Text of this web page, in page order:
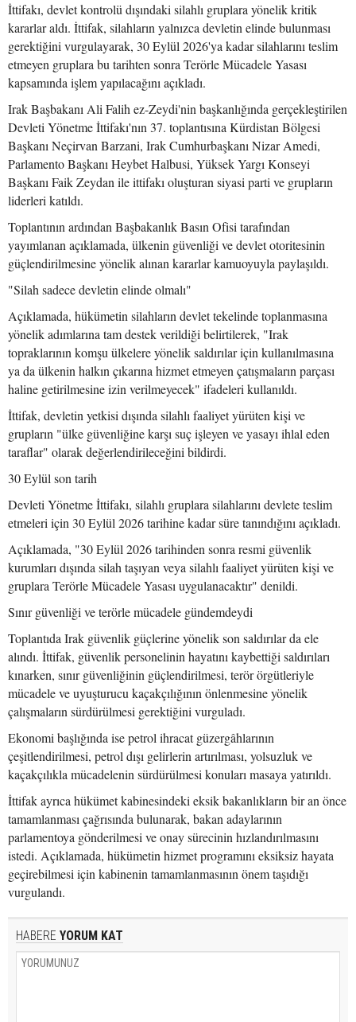
İttifakı, devlet kontrolü dışındaki silahlı gruplara yönelik kritik
kararlar aldı. İttifak, silahların yalnızca devletin elinde bulunması
gerektiğini vurgulayarak, 30 Eylül 2026'ya kadar silahlarını teslim
etmeyen gruplara bu tarihten sonra Terörle Mücadele Yasası
kapsamında işlem yapılacağını açıkladı.
Irak Başbakanı Ali Falih ez-Zeydi'nin başkanlığında gerçekleştirilen
Devleti Yönetme İttifakı'nın 37. toplantısına Kürdistan Bölgesi
Başkanı Neçirvan Barzani, Irak Cumhurbaşkanı Nizar Amedi,
Parlamento Başkanı Heybet Halbusi, Yüksek Yargı Konseyi
Başkanı Faik Zeydan ile ittifakı oluşturan siyasi parti ve grupların
liderleri katıldı.
Toplantının ardından Başbakanlık Basın Ofisi tarafından
yayımlanan açıklamada, ülkenin güvenliği ve devlet otoritesinin
güçlendirilmesine yönelik alınan kararlar kamuoyuyla paylaşıldı.
"Silah sadece devletin elinde olmalı"
Açıklamada, hükümetin silahların devlet tekelinde toplanmasına
yönelik adımlarına tam destek verildiği belirtilerek, "Irak
topraklarının komşu ülkelere yönelik saldırılar için kullanılmasına
ya da ülkenin halkın çıkarına hizmet etmeyen çatışmaların parçası
haline getirilmesine izin verilmeyecek" ifadeleri kullanıldı.
İttifak, devletin yetkisi dışında silahlı faaliyet yürüten kişi ve
grupların "ülke güvenliğine karşı suç işleyen ve yasayı ihlal eden
taraflar" olarak değerlendirileceğini bildirdi.
30 Eylül son tarih
Devleti Yönetme İttifakı, silahlı gruplara silahlarını devlete teslim
etmeleri için 30 Eylül 2026 tarihine kadar süre tanındığını açıkladı.
Açıklamada, "30 Eylül 2026 tarihinden sonra resmi güvenlik
kurumları dışında silah taşıyan veya silahlı faaliyet yürüten kişi ve
gruplara Terörle Mücadele Yasası uygulanacaktır" denildi.
Sınır güvenliği ve terörle mücadele gündemdeydi
Toplantıda Irak güvenlik güçlerine yönelik son saldırılar da ele
alındı. İttifak, güvenlik personelinin hayatını kaybettiği saldırıları
kınarken, sınır güvenliğinin güçlendirilmesi, terör örgütleriyle
mücadele ve uyuşturucu kaçakçılığının önlenmesine yönelik
çalışmaların sürdürülmesi gerektiğini vurguladı.
Ekonomi başlığında ise petrol ihracat güzergâhlarının
çeşitlendirilmesi, petrol dışı gelirlerin artırılması, yolsuzluk ve
kaçakçılıkla mücadelenin sürdürülmesi konuları masaya yatırıldı.
İttifak ayrıca hükümet kabinesindeki eksik bakanlıkların bir an önce
tamamlanması çağrısında bulunarak, bakan adaylarının
parlamentoya gönderilmesi ve onay sürecinin hızlandırılmasını
istedi. Açıklamada, hükümetin hizmet programını eksiksiz hayata
geçirebilmesi için kabinenin tamamlanmasının önem taşıdığı
vurgulandı.
HABERE YORUM KAT